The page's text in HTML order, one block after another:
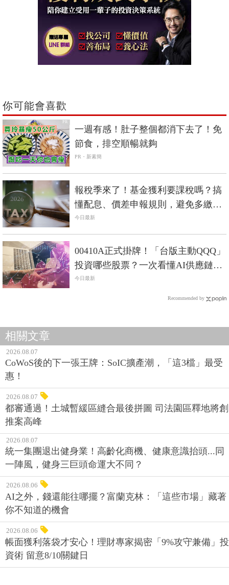
你可能會喜歡
PR
一週有感！肚子整個都消下去了！免
節食，排空順暢就夠
PR・新素簡
報稅季來了！基金獲利要課稅嗎？搞
懂配息、價差申報規則，避免多繳冤
枉稅
今日最新
00410A正式掛牌！「台版主動QQQ」
投資哪些股票？一次看懂AI供應鏈布
局
今日最新
Recommended by
相關文章
2026.08.07
CoWoS後的下一張王牌：SoIC擴產潮，「這3檔」最受
惠！
2026.08.07
都審通過！土城暫緩區縫合最後拼圖 司法園區釋地將創
推案高峰
2026.08.07
統一集團退出健身業！高齡化商機、健康意識抬頭...同
一陣風，健身三巨頭命運大不同？
2026.08.06
AI之外，錢還能往哪擺？富蘭克林：「這些市場」藏著
你不知道的機會
2026.08.06
帳面獲利落袋才安心！理財專家揭密「9%攻守兼備」投
資術 留意8/10關鍵日